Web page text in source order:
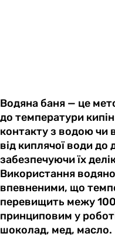
Водяна баня — це
до температури
контакту з водою чи
від киплячої води до
забезпечуючи їх
Використання
впевненими, що
перевищить межу
принциповим у
шоколад, мед, масло.